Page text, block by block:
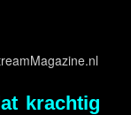
krachtig